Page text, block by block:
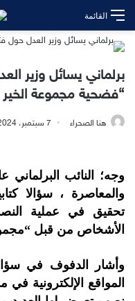
القائمة
برلماني يسائل وزير
“فضحية مجموعة
هنا الصحراء 7 سبتمبر، 2024 - 10:21 مساءً
وجه؛ النائب
والمعاصرة ، سؤالا
تحقيق في عملية
الأشخاص من قبل
وأشار الدفوف في
المواقع الإلكترونية